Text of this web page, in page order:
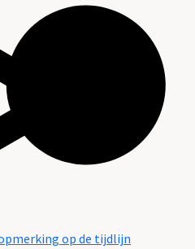
op de tijdlijn